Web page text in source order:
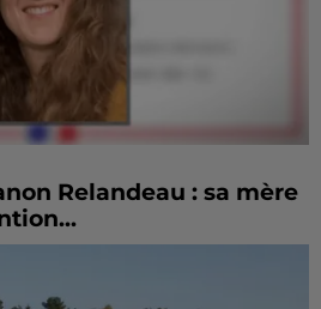
Relandeau : sa mère